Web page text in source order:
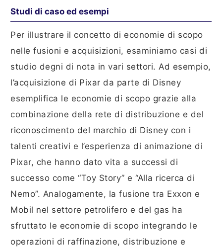
Studi di caso ed esempi
Per illustrare il concetto di economie di scopo
nelle fusioni e acquisizioni, esaminiamo casi di
studio degni di nota in vari settori. Ad esempio,
l’acquisizione di Pixar da parte di Disney
esemplifica le economie di scopo grazie alla
combinazione della rete di distribuzione e del
riconoscimento del marchio di Disney con i
talenti creativi e l’esperienza di animazione di
Pixar, che hanno dato vita a successi di
successo come “Toy Story” e “Alla ricerca di
Nemo”. Analogamente, la fusione tra Exxon e
Mobil nel settore petrolifero e del gas ha
sfruttato le economie di scopo integrando le
operazioni di raffinazione, distribuzione e